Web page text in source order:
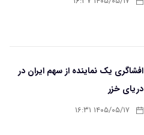
افشاگری یک نماینده از سهم ایران در
دریای خزر
۱۴۰۵/۰۵/۱۷ ۱۶:۳۱